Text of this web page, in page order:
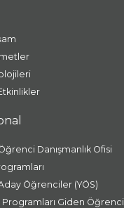
Danışmanlık Ofisi
Öğrenciler (YÖS)
Giden Öğrenci